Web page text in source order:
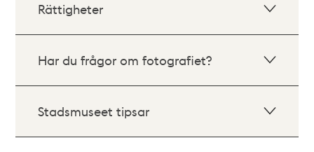
Rättigheter
Har du frågor om fotografiet?
Stadsmuseet tipsar